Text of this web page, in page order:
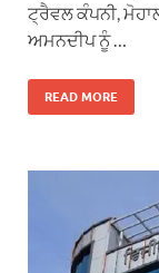
ਟ੍ਰੈਵਲ ਕੰਪਨੀ,
ਅਮਨਦੀਪ ਨੂੰ …
READ MORE